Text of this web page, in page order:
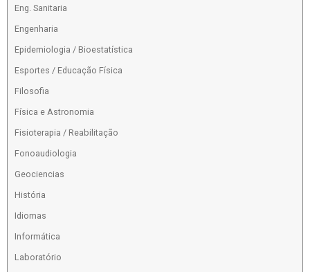
Eng. Sanitaria
Engenharia
Epidemiologia / Bioestatística
Esportes / Educação Física
Filosofia
Física e Astronomia
Fisioterapia / Reabilitação
Fonoaudiologia
Geociencias
História
Idiomas
Informática
Laboratório